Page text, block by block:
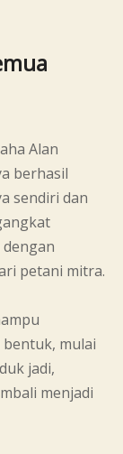
Alan
berhasil
sendiri dan
petani mitra.
mulai
jadi,
menjadi